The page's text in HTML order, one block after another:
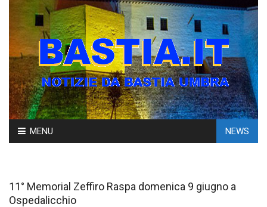
Skip
to
MENU NEWS
11° Memorial Zeffiro Raspa domenica 9 giugno a
Ospedalicchio